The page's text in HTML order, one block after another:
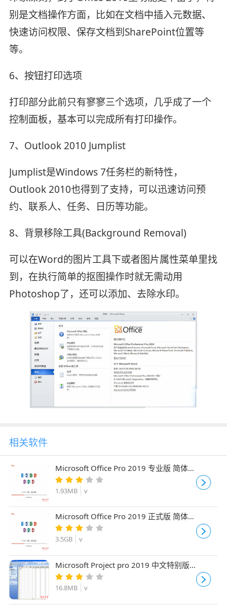
别是文档操作方面，比如在文档中插入元数据、
快速访问权限、保存文档到SharePoint位置等
等。
6、按钮打印选项
打印部分此前只有寥寥三个选项，几乎成了一个
控制面板，基本可以完成所有打印操作。
7、Outlook 2010 Jumplist
Jumplist是Windows 7任务栏的新特性，
Outlook 2010也得到了支持，可以迅速访问预
约、联系人、任务、日历等功能。
8、背景移除工具(Background Removal)
可以在Word的图片工具下或者图片属性菜单里找
到，在执行简单的抠图操作时就无需动用
Photoshop了，还可以添加、去除水印。
相关软件
Microsoft Office Pro 2019 专业版 简体中
文正式版(附批量授权版+镜像) 32位
1.93MB v
Microsoft Office Pro 2019 正式版 简体中
文专业版(附批量授权版+镜像离线包) 64
位
3.5GB v
Microsoft Project pro 2019 中文特别版
(附授权激活工具+安装教程) 32位/64位
16.8MB v